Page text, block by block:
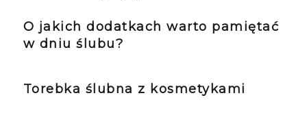
O jakich dodatkach warto pamiętać
w dniu ślubu?
Torebka ślubna z kosmetykami